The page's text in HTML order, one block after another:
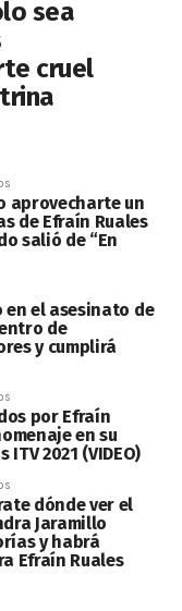
sea
cruel
aprovecharte un
de Efraín Ruales
salió de “En
en el asesinato de
de
y cumplirá
por Efraín
en su
2021 (VIDEO)
dónde ver el
Jaramillo
y habrá
Efraín Ruales